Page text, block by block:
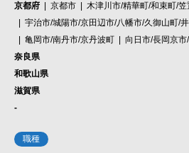
京都府
京都市
木津川市/精華町/和束町/
宇治市/城陽市/京田辺市/八幡市/久御山町/
亀岡市/南丹市/京丹波町
向日市/長岡京市
奈良県
和歌山県
滋賀県
-
職種